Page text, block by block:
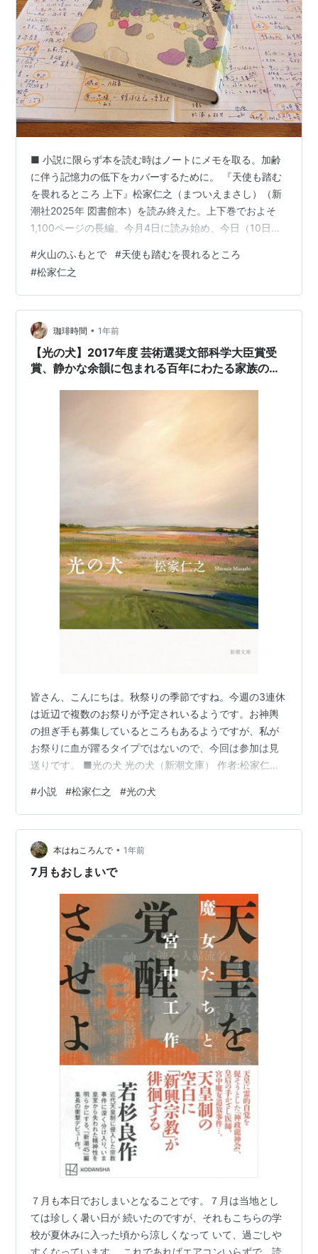
■ 小説に限らず本を読む時はノートにメモを取る。加齢
に伴う記憶力の低下をカバーするために。 『天使も踏む
を畏れるところ 上下』松家仁之（まついえまさし）（新
潮社2025年 図書館本）を読み終えた。上下巻でおよそ
1,100ページの長編。今月4日に読み始め、今日（10日）
図に譬えるなら、この小説は平面詳細図だ。平面図に比
して平面詳細図は情報量が桁違いに多く、長編になるの
は必然と言える。皇居。正月の一般参賀が行われるのは
新宮殿の大広間棟だが、この小説ではこの新宮殿の設計
に取り組む建築家・村井俊輔と新宮殿造営の責任者（と
いう立場に次第になっていく、と…
#火山のふもとで #天使も踏むを畏れるところ
#松家仁之
珈琲時間 • 1年前
【光の犬】2017年度 芸術選奨文部科学大臣賞受
賞、静かな余韻に包まれる百年にわたる家族の物
皆さん、こんにちは。秋祭りの季節ですね。今週の3連休
は近辺で複数のお祭りが予定されいるようです。お神輿
の担ぎ手も募集しているところもあるようですが、私が
お祭りに血が躍るタイプではないので、今回は参加は見
送りです。 ■光の犬 光の犬（新潮文庫） 作者:松家仁之
★★★★ 静かな余韻に包まれる百年にわたる家族の物語
作品概要 ジャンル；小説 作者紹介 ；1958（昭和33）
年、東京生れ。編集者を経て、2012（平成24）年、長篇
小説『火山のふもとで』を発表。同作で読売文学賞小説
賞受賞。2013年『沈むフランシス』、2014年『優雅なの
#小説 #松家仁之 #光の犬
本はねころんで • 1年前
7月もおしまいで
７月も本日でおしまいとなることです。７月は当地とし
ては珍しく暑い日が 続いたのですが、それもこちらの学
校が夏休みに入った頃から涼しくなって いて、過ごしや